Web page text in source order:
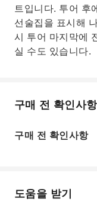
트입니다. 투어 후
선술집을 표시해
시 투어 마지막에
실 수도 있습니다.
구매 전 확인사항
구매 전 확인사항
도움을 받기